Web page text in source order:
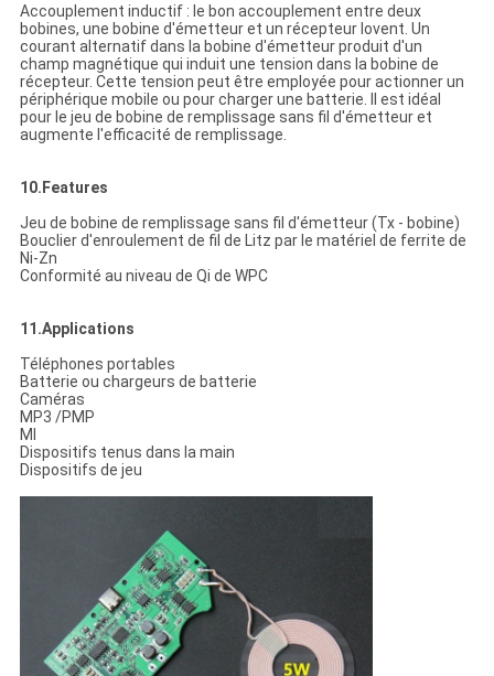
Accouplement inductif : le bon accouplement entre deux
bobines, une bobine d'émetteur et un récepteur lovent. Un
courant alternatif dans la bobine d'émetteur produit d'un
champ magnétique qui induit une tension dans la bobine de
récepteur. Cette tension peut être employée pour actionner un
périphérique mobile ou pour charger une batterie. Il est idéal
pour le jeu de bobine de remplissage sans fil d'émetteur et
augmente l'efficacité de remplissage.
10.Features
Jeu de bobine de remplissage sans fil d'émetteur (Tx - bobine)
Bouclier d'enroulement de fil de Litz par le matériel de ferrite de
Ni-Zn
Conformité au niveau de Qi de WPC
11.Applications
Téléphones portables
Batterie ou chargeurs de batterie
Caméras
MP3 /PMP
MI
Dispositifs tenus dans la main
Dispositifs de jeu